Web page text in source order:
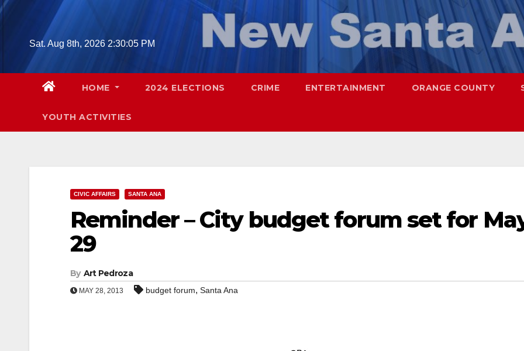
Skip
Sat. Aug 8th, 2026 2:30:06 PM
HOME 2024 ELECTIONS CRIME ENTERTAINMENT ORANGE COUNTY
YOUTH ACTIVITIES
CIVIC AFFAIRS SANTA ANA
Reminder – City budget forum set for
29
By Art Pedroza
MAY 28, 2013 budget forum, Santa Ana